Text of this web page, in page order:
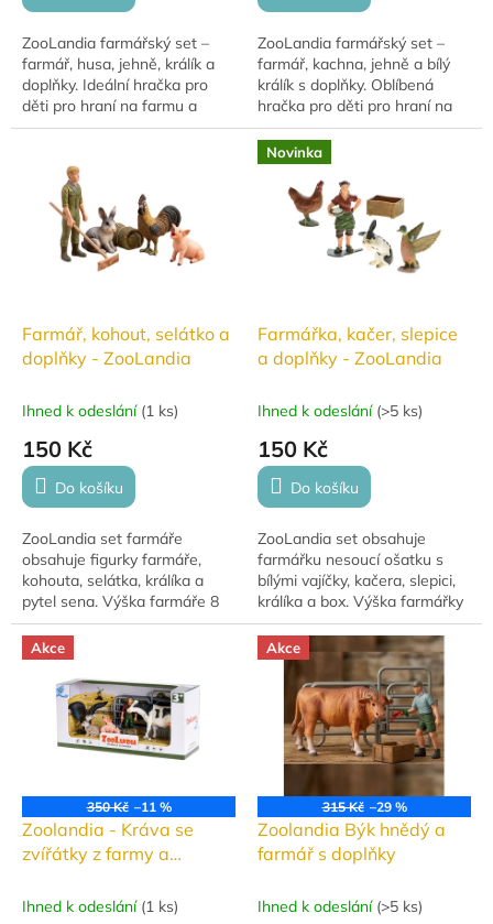
ZooLandia farmářský set –
farmář, husa, jehně, králík a
doplňky. Ideální hračka pro
děti pro hraní na farmu a
rozvoj fantazie.
ZooLandia farmářský set –
farmář, kachna, jehně a bílý
králík s doplňky. Oblíbená
hračka pro děti pro hraní na
farmu a rozvoj fantazie.
Farmář, kohout, selátko a
doplňky - ZooLandia
Ihned k odeslání (1 ks)
150 Kč
Do košíku
ZooLandia set farmáře
obsahuje figurky farmáře,
kohouta, selátka, králíka a
pytel sena. Výška farmáře 8
cm. Ideální pro hraní a sbírání.
Novinka
Farmářka, kačer, slepice
a doplňky - ZooLandia
Ihned k odeslání (>5 ks)
150 Kč
Do košíku
ZooLandia set obsahuje
farmářku nesoucí ošatku s
bílými vajíčky, kačera, slepici,
králíka a box. Výška farmářky
cca 8 cm. Skvělé pro hraní i
sbírání.
Akce
350 Kč –11 %
Zoolandia - Kráva se
zvířátky z farmy a
Ihned k odeslání (1 ks)
Akce
315 Kč –29 %
Zoolandia Býk hnědý a
farmář s doplňky
Ihned k odeslání (>5 ks)